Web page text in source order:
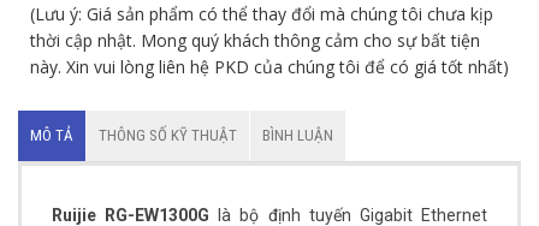
(Lưu ý: Giá sản phẩm có thể thay đổi mà chúng tôi chưa kịp
thời cập nhật. Mong quý khách thông cảm cho sự bất tiện
này. Xin vui lòng liên hệ PKD của chúng tôi để có giá tốt nhất)
MÔ TẢ THÔNG SỐ KỸ THUẬT BÌNH LUẬN
Ruijie RG-EW1300G là bộ định tuyến Gigabit Ethernet